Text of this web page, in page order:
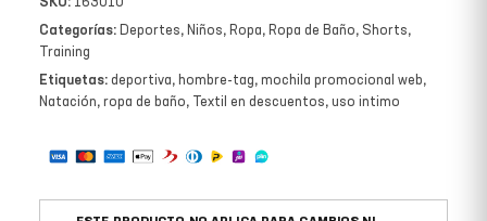
Categorías: Deportes, Niños, Ropa, Ropa de Baño, Shorts,
Training
Etiquetas: deportiva, hombre-tag, mochila promocional web,
Natación, ropa de baño, Textil en descuentos, uso intimo